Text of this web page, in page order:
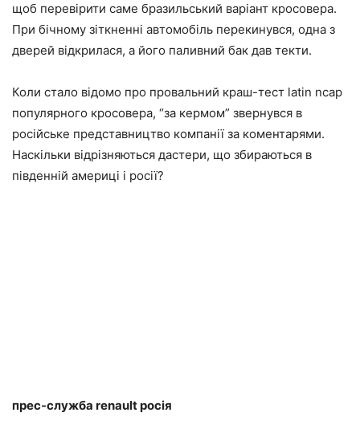
щоб перевірити саме бразильський варіант кросовера.
При бічному зіткненні автомобіль перекинувся, одна з
дверей відкрилася, а його паливний бак дав текти.
Коли стало відомо про провальний краш-тест latin ncap
популярного кросовера, “за кермом” звернувся в
російське представництво компанії за коментарями.
Наскільки відрізняються дастери, що збираються в
південній америці і росії?
прес-служба renault росія